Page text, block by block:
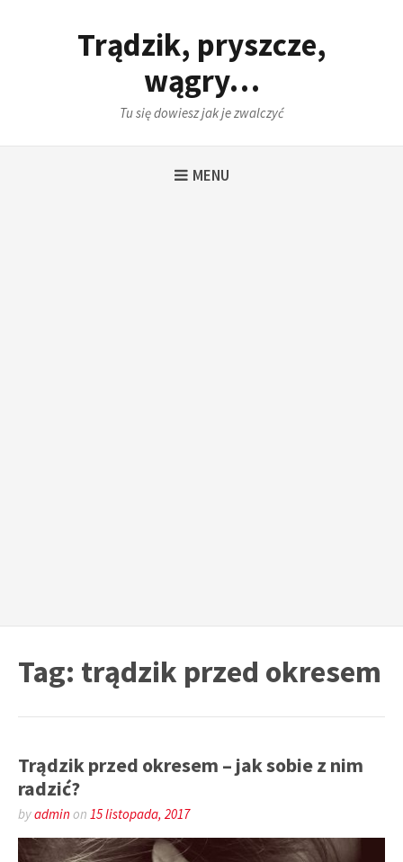
Trądzik, pryszcze,
wągry…
Tu się dowiesz jak je zwalczyć
MENU
Tag: trądzik przed okresem
Trądzik przed okresem – jak sobie z nim
radzić?
byadmin on 15 listopada, 2017